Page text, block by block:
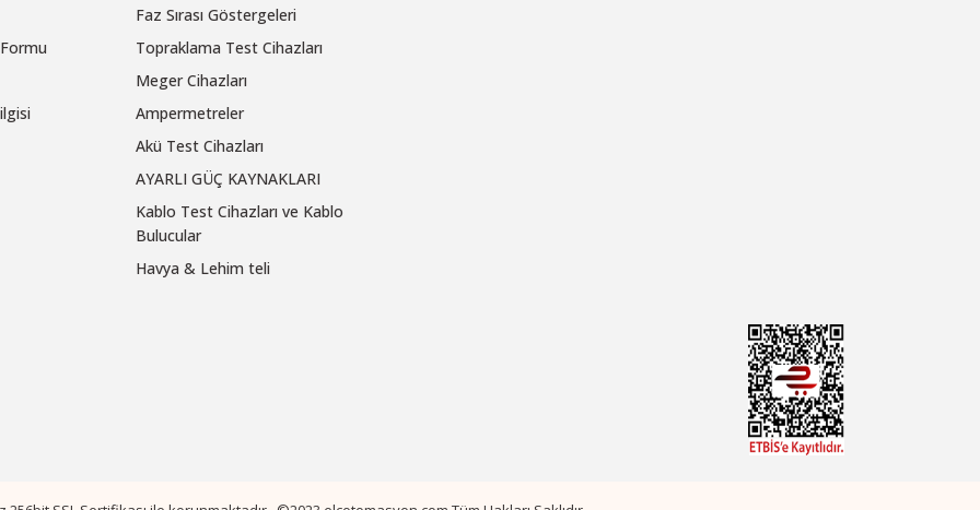
Faz Sırası Göstergeleri
Topraklama Test Cihazları
Meger Cihazları
Ampermetreler
Akü Test Cihazları
AYARLI GÜÇ KAYNAKLARI
Kablo Test Cihazları ve Kablo
Bulucular
Havya & Lehim teli